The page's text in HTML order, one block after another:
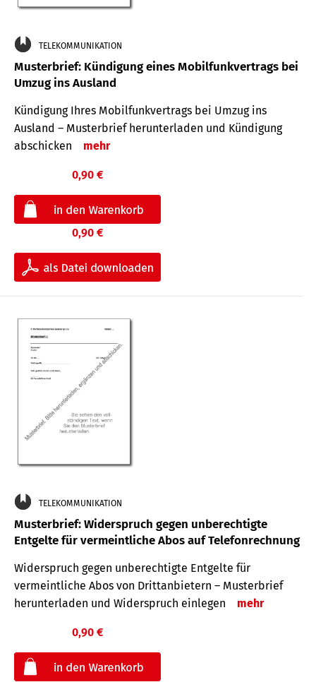
TELEKOMMUNIKATION
Musterbrief: Kündigung eines Mobilfunkvertrags bei
Umzug ins Ausland
Kündigung Ihres Mobilfunkvertrags bei Umzug ins
Ausland – Musterbrief herunterladen und Kündigung
abschicken
mehr
0,90 €
0,90 €
TELEKOMMUNIKATION
Musterbrief: Widerspruch gegen unberechtigte
Entgelte für vermeintliche Abos auf Telefonrechnung
Widerspruch gegen unberechtigte Entgelte für
vermeintliche Abos von Drittanbietern – Musterbrief
herunterladen und Widerspruch einlegen
mehr
0,90 €